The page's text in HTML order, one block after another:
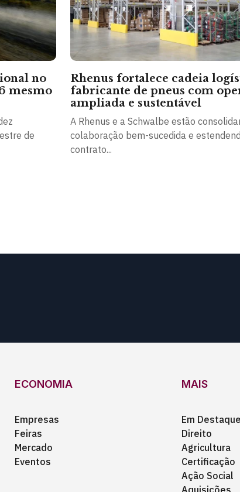
no
mesmo
de
Rhenus fortalece cadeia
fabricante de pneus com
ampliada e sustentável
A Rhenus e a Schwalbe estão
colaboração bem-sucedida e
contrato...
ECONOMIA
Empresas
Feiras
Mercado
Eventos
MAIS
Em Destaque
Direito
Agricultura
Certificação
Ação Social